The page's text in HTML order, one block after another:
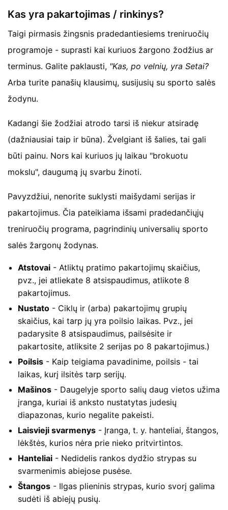
Kas yra pakartojimas / rinkinys?
Taigi pirmasis žingsnis pradedantiesiems treniruočių
programoje - suprasti kai kuriuos žargono žodžius ar
terminus. Galite paklausti, "Kas, po velnių, yra Setai?
Arba turite panašių klausimų, susijusių su sporto salės
žodynu.
Kadangi šie žodžiai atrodo tarsi iš niekur atsiradę
(dažniausiai taip ir būna). Žvelgiant iš šalies, tai gali
būti painu. Nors kai kuriuos jų laikau "brokuotu
mokslu", daugumą jų svarbu žinoti.
Pavyzdžiui, nenorite suklysti maišydami serijas ir
pakartojimus. Čia pateikiama išsami pradedančiųjų
treniruočių programa, pagrindinių universalių sporto
salės žargonų žodynas.
Atstovai - Atliktų pratimo pakartojimų skaičius,
pvz., jei atliekate 8 atsispaudimus, atlikote 8
pakartojimus.
Nustato - Ciklų ir (arba) pakartojimų grupių
skaičius, kai tarp jų yra poilsio laikas. Pvz., jei
padarysite 8 atsispaudimus, pailsėsite ir
pakartosite, atliksite 2 serijas po 8 pakartojimus.)
Poilsis - Kaip teigiama pavadinime, poilsis - tai
laikas, kurį ilsitės tarp serijų.
Mašinos - Daugelyje sporto salių daug vietos užima
įranga, kuriai iš anksto nustatytas judesių
diapazonas, kurio negalite pakeisti.
Laisvieji svarmenys - Įranga, t. y. hanteliai, štangos,
lėkštės, kurios nėra prie nieko pritvirtintos.
Hanteliai - Nedidelis rankos dydžio strypas su
svarmenimis abiejose pusėse.
Štangos - Ilgas plieninis strypas, kurio svorį galima
sudėti iš abiejų pusių.